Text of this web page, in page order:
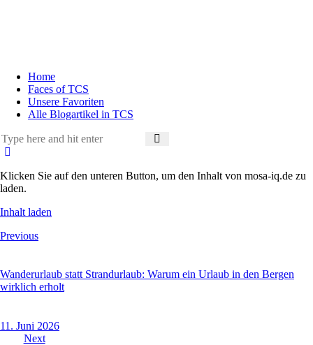
Home
Faces of TCS
Unsere Favoriten
Alle Blogartikel in TCS
Klicken Sie auf den unteren Button, um den Inhalt von mosa-iq.de zu
laden.
Inhalt laden
Beitragsnavigation
Previous
Wanderurlaub statt Strandurlaub: Warum ein Urlaub in den Bergen
wirklich erholt
11. Juni 2026
Next